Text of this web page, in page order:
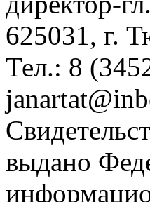
625031, г.
Тел.: 8
выдано